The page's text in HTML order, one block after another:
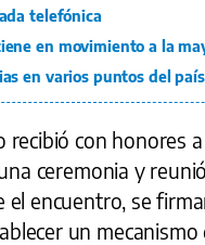
telefónica
en movimiento a la
en varios puntos del
recibió con honores
ceremonia y
el encuentro, se
un